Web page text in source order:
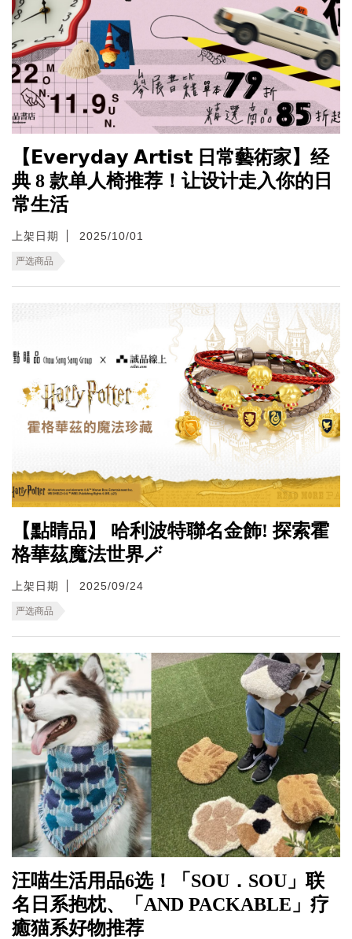
【𝗘𝘃𝗲𝗿𝘆𝗱𝗮𝘆 𝗔𝗿𝘁𝗶𝘀𝘁 日常藝術家】经
典 8 款单人椅推荐！让设计走入你的日
常生活
上架日期 2025/10/01
严选商品
【點睛品】 哈利波特聯名金飾! 探索霍
格華茲魔法世界🪄
上架日期 2025/09/24
严选商品
汪喵生活用品6选！「SOU．SOU」联
名日系抱枕、「AND PACKABLE」疗
癒猫系好物推荐